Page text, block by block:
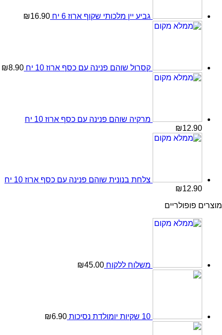
גביע יין מלכותי שקוף ארוז 6 יח ₪16.90
קסרול שוהם פנינה עם כסף ארוז 10 יח ₪8.90
מרקיה שוהם פנינה עם כסף ארוז 10 יח
₪12.90
צלחת בנונית שוהם פנינה עם כסף ארוז 10 יח
₪12.90
מוצרים פופולריים
משלוח ללקוח ₪45.00
10 שקיות יומולדת נסיכות ₪6.90